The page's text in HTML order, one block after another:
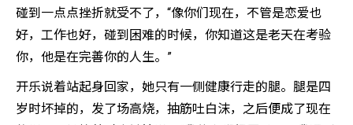
碰到一点点挫折就受不了，“像你们现在，不管是恋爱也
好，工作也好，碰到困难的时候，你知道这是老天在考验
你，他是在完善你的人生。”
开乐说着站起身回家，她只有一侧健康行走的腿。腿是四
岁时坏掉的，发了场高烧，抽筋吐白沫，之后便成了现在